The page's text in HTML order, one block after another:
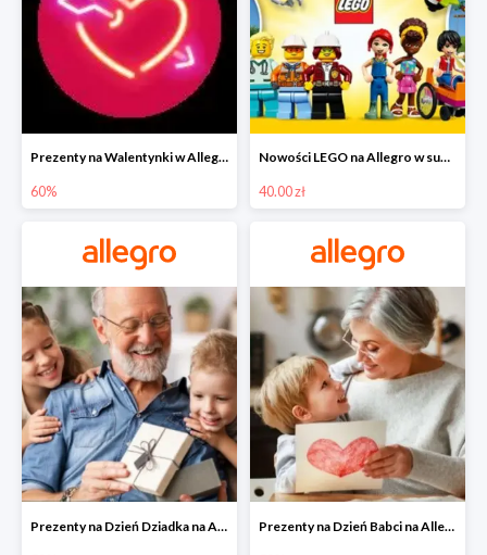
Prezenty na Walentynki w Allegro do -60%
60%
Nowości LEGO na Allegro w super cenach od 40 zł
40.00 zł
Prezenty na Dzień Dziadka na Allegro do -50% Prezenty na Dzień Babci na Allegro do -50%